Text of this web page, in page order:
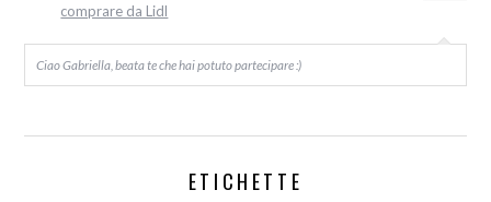
comprare da Lidl
Ciao Gabriella, beata te che hai potuto partecipare :)
ETICHETTE